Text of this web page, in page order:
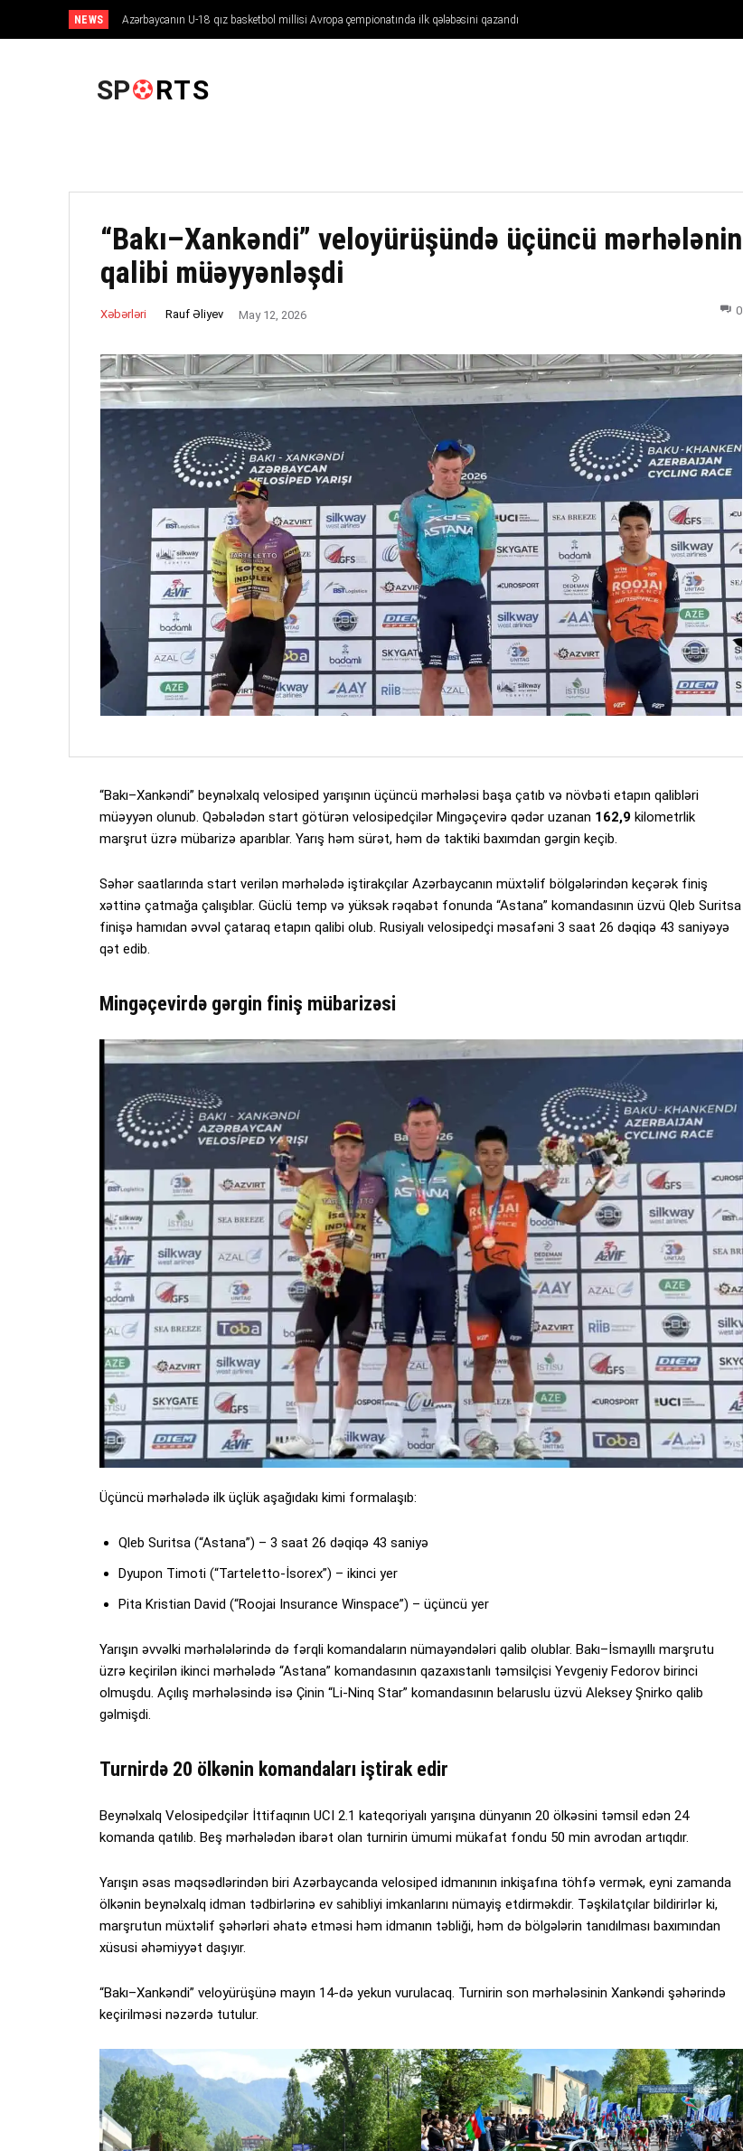
NEWS Azərbaycanın U-18 qız basketbol millisi Avropa çempionatında ilk qələbəsini qazandı
SP RTS
“Bakı–Xankəndi” veloyürüşündə üçüncü mərhələnin
qalibi müəyyənləşdi
Xəbərləri Rauf Əliyev May 12, 2026 0
“Bakı–Xankəndi” beynəlxalq velosiped yarışının üçüncü mərhələsi başa çatıb və növbəti etapın qalibləri
müəyyən olunub. Qəbələdən start götürən velosipedçilər Mingəçevirə qədər uzanan 162,9 kilometrlik
marşrut üzrə mübarizə aparıblar. Yarış həm sürət, həm də taktiki baxımdan gərgin keçib.
Səhər saatlarında start verilən mərhələdə iştirakçılar Azərbaycanın müxtəlif bölgələrindən keçərək finiş
xəttinə çatmağa çalışıblar. Güclü temp və yüksək rəqabət fonunda “Astana” komandasının üzvü Qleb Suritsa
finişə hamıdan əvvəl çataraq etapın qalibi olub. Rusiyalı velosipedçi məsafəni 3 saat 26 dəqiqə 43 saniyəyə
qət edib.
Mingəçevirdə gərgin finiş mübarizəsi
Üçüncü mərhələdə ilk üçlük aşağıdakı kimi formalaşıb:
Qleb Suritsa (“Astana”) – 3 saat 26 dəqiqə 43 saniyə
Dyupon Timoti (“Tarteletto-İsorex”) – ikinci yer
Pita Kristian David (“Roojai Insurance Winspace”) – üçüncü yer
Yarışın əvvəlki mərhələlərində də fərqli komandaların nümayəndələri qalib olublar. Bakı–İsmayıllı marşrutu
üzrə keçirilən ikinci mərhələdə “Astana” komandasının qazaxıstanlı təmsilçisi Yevgeniy Fedorov birinci
olmuşdu. Açılış mərhələsində isə Çinin “Li-Ninq Star” komandasının belaruslu üzvü Aleksey Şnirko qalib
gəlmişdi.
Turnirdə 20 ölkənin komandaları iştirak edir
Beynəlxalq Velosipedçilər İttifaqının UCI 2.1 kateqoriyalı yarışına dünyanın 20 ölkəsini təmsil edən 24
komanda qatılıb. Beş mərhələdən ibarət olan turnirin ümumi mükafat fondu 50 min avrodan artıqdır.
Yarışın əsas məqsədlərindən biri Azərbaycanda velosiped idmanının inkişafına töhfə vermək, eyni zamanda
ölkənin beynəlxalq idman tədbirlərinə ev sahibliyi imkanlarını nümayiş etdirməkdir. Təşkilatçılar bildirirlər ki,
marşrutun müxtəlif şəhərləri əhatə etməsi həm idmanın təbliği, həm də bölgələrin tanıdılması baxımından
xüsusi əhəmiyyət daşıyır.
“Bakı–Xankəndi” veloyürüşünə mayın 14-də yekun vurulacaq. Turnirin son mərhələsinin Xankəndi şəhərində
keçirilməsi nəzərdə tutulur.